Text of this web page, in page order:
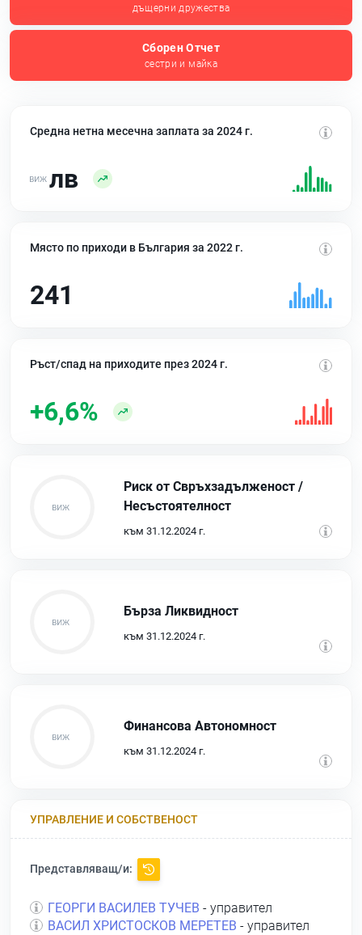
дъщерни дружества
Сборен Отчет
сестри и майка
Средна нетна месечна заплата за 2024 г.
лв
Място по приходи в България за 2022 г.
241
Ръст/спад на приходите през 2024 г.
+6,6%
Риск от Свръхзадълженост /
Несъстоятелност
към 31.12.2024 г.
Бърза Ликвидност
към 31.12.2024 г.
Финансова Автономност
към 31.12.2024 г.
УПРАВЛЕНИЕ И СОБСТВЕНОСТ
Представляващ/и:
ГЕОРГИ ВАСИЛЕВ ТУЧЕВ - управител
ВАСИЛ ХРИСТОСКОВ МЕРЕТЕВ - управител